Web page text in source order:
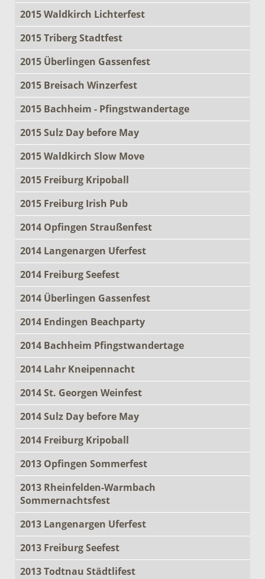
2015 Waldkirch Lichterfest
2015 Triberg Stadtfest
2015 Überlingen Gassenfest
2015 Breisach Winzerfest
2015 Bachheim - Pfingstwandertage
2015 Sulz Day before May
2015 Waldkirch Slow Move
2015 Freiburg Kripoball
2015 Freiburg Irish Pub
2014 Opfingen Straußenfest
2014 Langenargen Uferfest
2014 Freiburg Seefest
2014 Überlingen Gassenfest
2014 Endingen Beachparty
2014 Bachheim Pfingstwandertage
2014 Lahr Kneipennacht
2014 St. Georgen Weinfest
2014 Sulz Day before May
2014 Freiburg Kripoball
2013 Opfingen Sommerfest
2013 Rheinfelden-Warmbach
Sommernachtsfest
2013 Langenargen Uferfest
2013 Freiburg Seefest
2013 Todtnau Städtlifest